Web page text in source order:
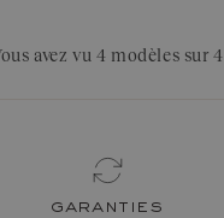
avez vu 4 modèles sur 4
garanties